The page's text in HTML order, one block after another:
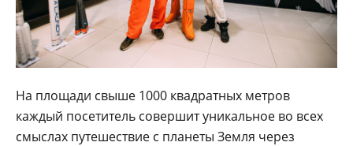
На площади свыше 1000 квадратных метров
каждый посетитель совершит уникальное во всех
смыслах путешествие с планеты Земля через